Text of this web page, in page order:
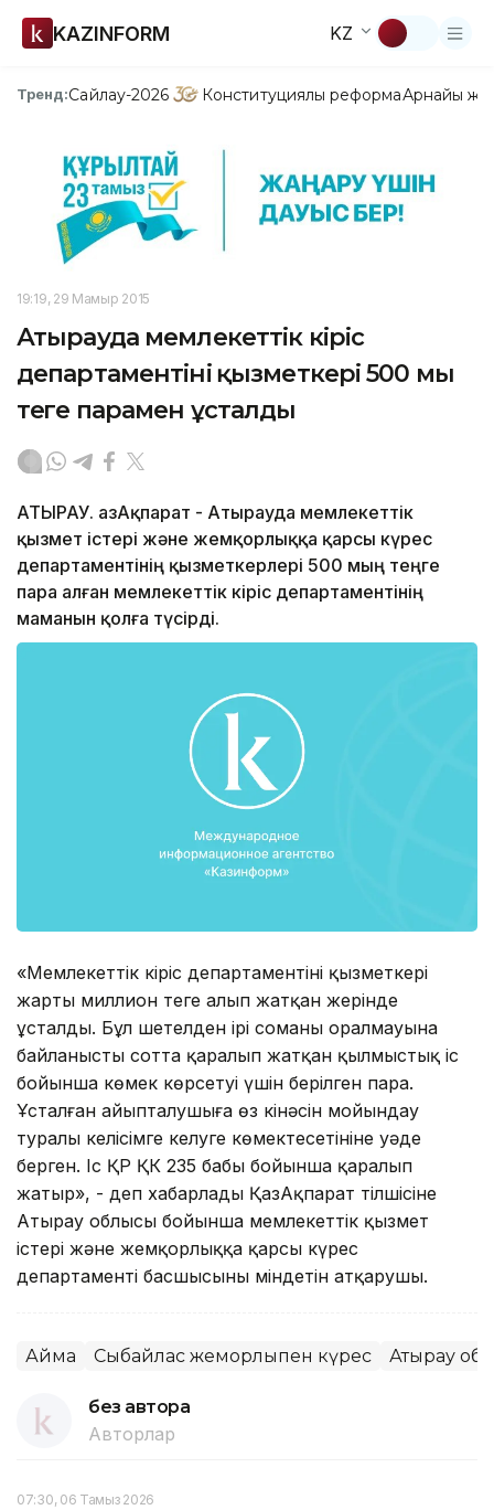
KAZINFORM KZ
Тренд:Сайлау-2026 Конституциялық реформаАрнайы
19:19, 29 Мамыр 2015
Атырауда мемлекеттік кіріс
департаментінің қызметкері 500 мың
теңге парамен ұсталды
АТЫРАУ. ҚазАқпарат - Атырауда мемлекеттік
қызмет істері және жемқорлыққа қарсы күрес
департаментінің қызметкерлері 500 мың теңге
пара алған мемлекеттік кіріс департаментінің
маманын қолға түсірді.
«Мемлекеттік кіріс департаментінің қызметкері
жарты миллион теңге алып жатқан жерінде
ұсталды. Бұл шетелден ірі соманың оралмауына
байланысты сотта қаралып жатқан қылмыстық іс
бойынша көмек көрсетуі үшін берілген пара.
Ұсталған айыпталушыға өз кінәсін мойындау
туралы келісімге келуге көмектесетініне уәде
берген. Іс ҚР ҚК 235 бабы бойынша қаралып
жатыр», - деп хабарлады ҚазАқпарат тілшісіне
Атырау облысы бойынша мемлекеттік қызмет
істері және жемқорлыққа қарсы күрес
департаменті басшысының міндетін атқарушы.
Аймақ Сыбайлас жемқорлықпен күрес Атырау
без автора
Авторлар
07:30, 06 Тамыз 2026